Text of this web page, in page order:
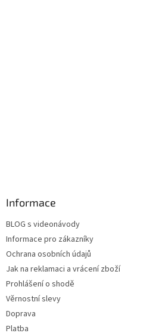
Informace
BLOG s videonávody
Informace pro zákazníky
Ochrana osobních údajů
Jak na reklamaci a vrácení zboží
Prohlášení o shodě
Věrnostní slevy
Doprava
Platba